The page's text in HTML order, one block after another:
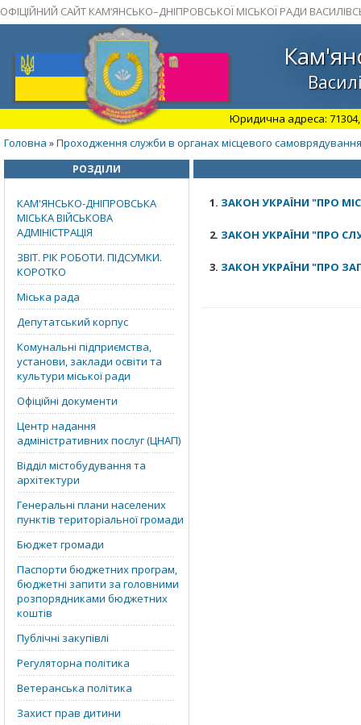
ОФІЦІЙНИЙ САЙТ КАМ’ЯНСЬКО–ДНІПРОВСЬКОЇ МІСЬКОЇ РАДИ
Юридична адреса: 71304,
Головна »Проходження служби в органах місцевого самоврядування
РОЗДІЛИ
КАМ'ЯНСЬКО-ДНІПРОВСЬКА
МІСЬКА ВІЙСЬКОВА
АДМІНІСТРАЦІЯ
ЗВІТ. РІК РОБОТИ. ПІДСУМКИ.
КОРОТКО
Міська рада
Депутатський корпус
Комунальні підприємства,
установи, заклади освіти та
культури міської ради
Офіційні документи
Центр надання
адміністративних послуг (ЦНАП)
Відділ містобудування та
архітектури
Генеральні плани населених
пунктів територіальної громади
Бюджет громади
Паспорти бюджетних програм,
бюджетні запити за головними
розпорядниками бюджетних
коштів
Публічні закупівлі
Регуляторна політика
Ветеранська політика
Захист прав дитини
1. ЗАКОН УКРАЇНИ "ПРО
2. ЗАКОН УКРАЇНИ "ПРО
3. ЗАКОН УКРАЇНИ "ПРО